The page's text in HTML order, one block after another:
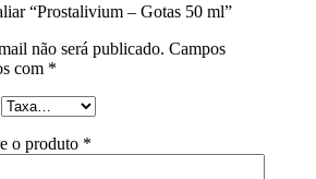
“Prostalivium – Gotas 50 ml”
não será publicado. Campos
com *
o produto *